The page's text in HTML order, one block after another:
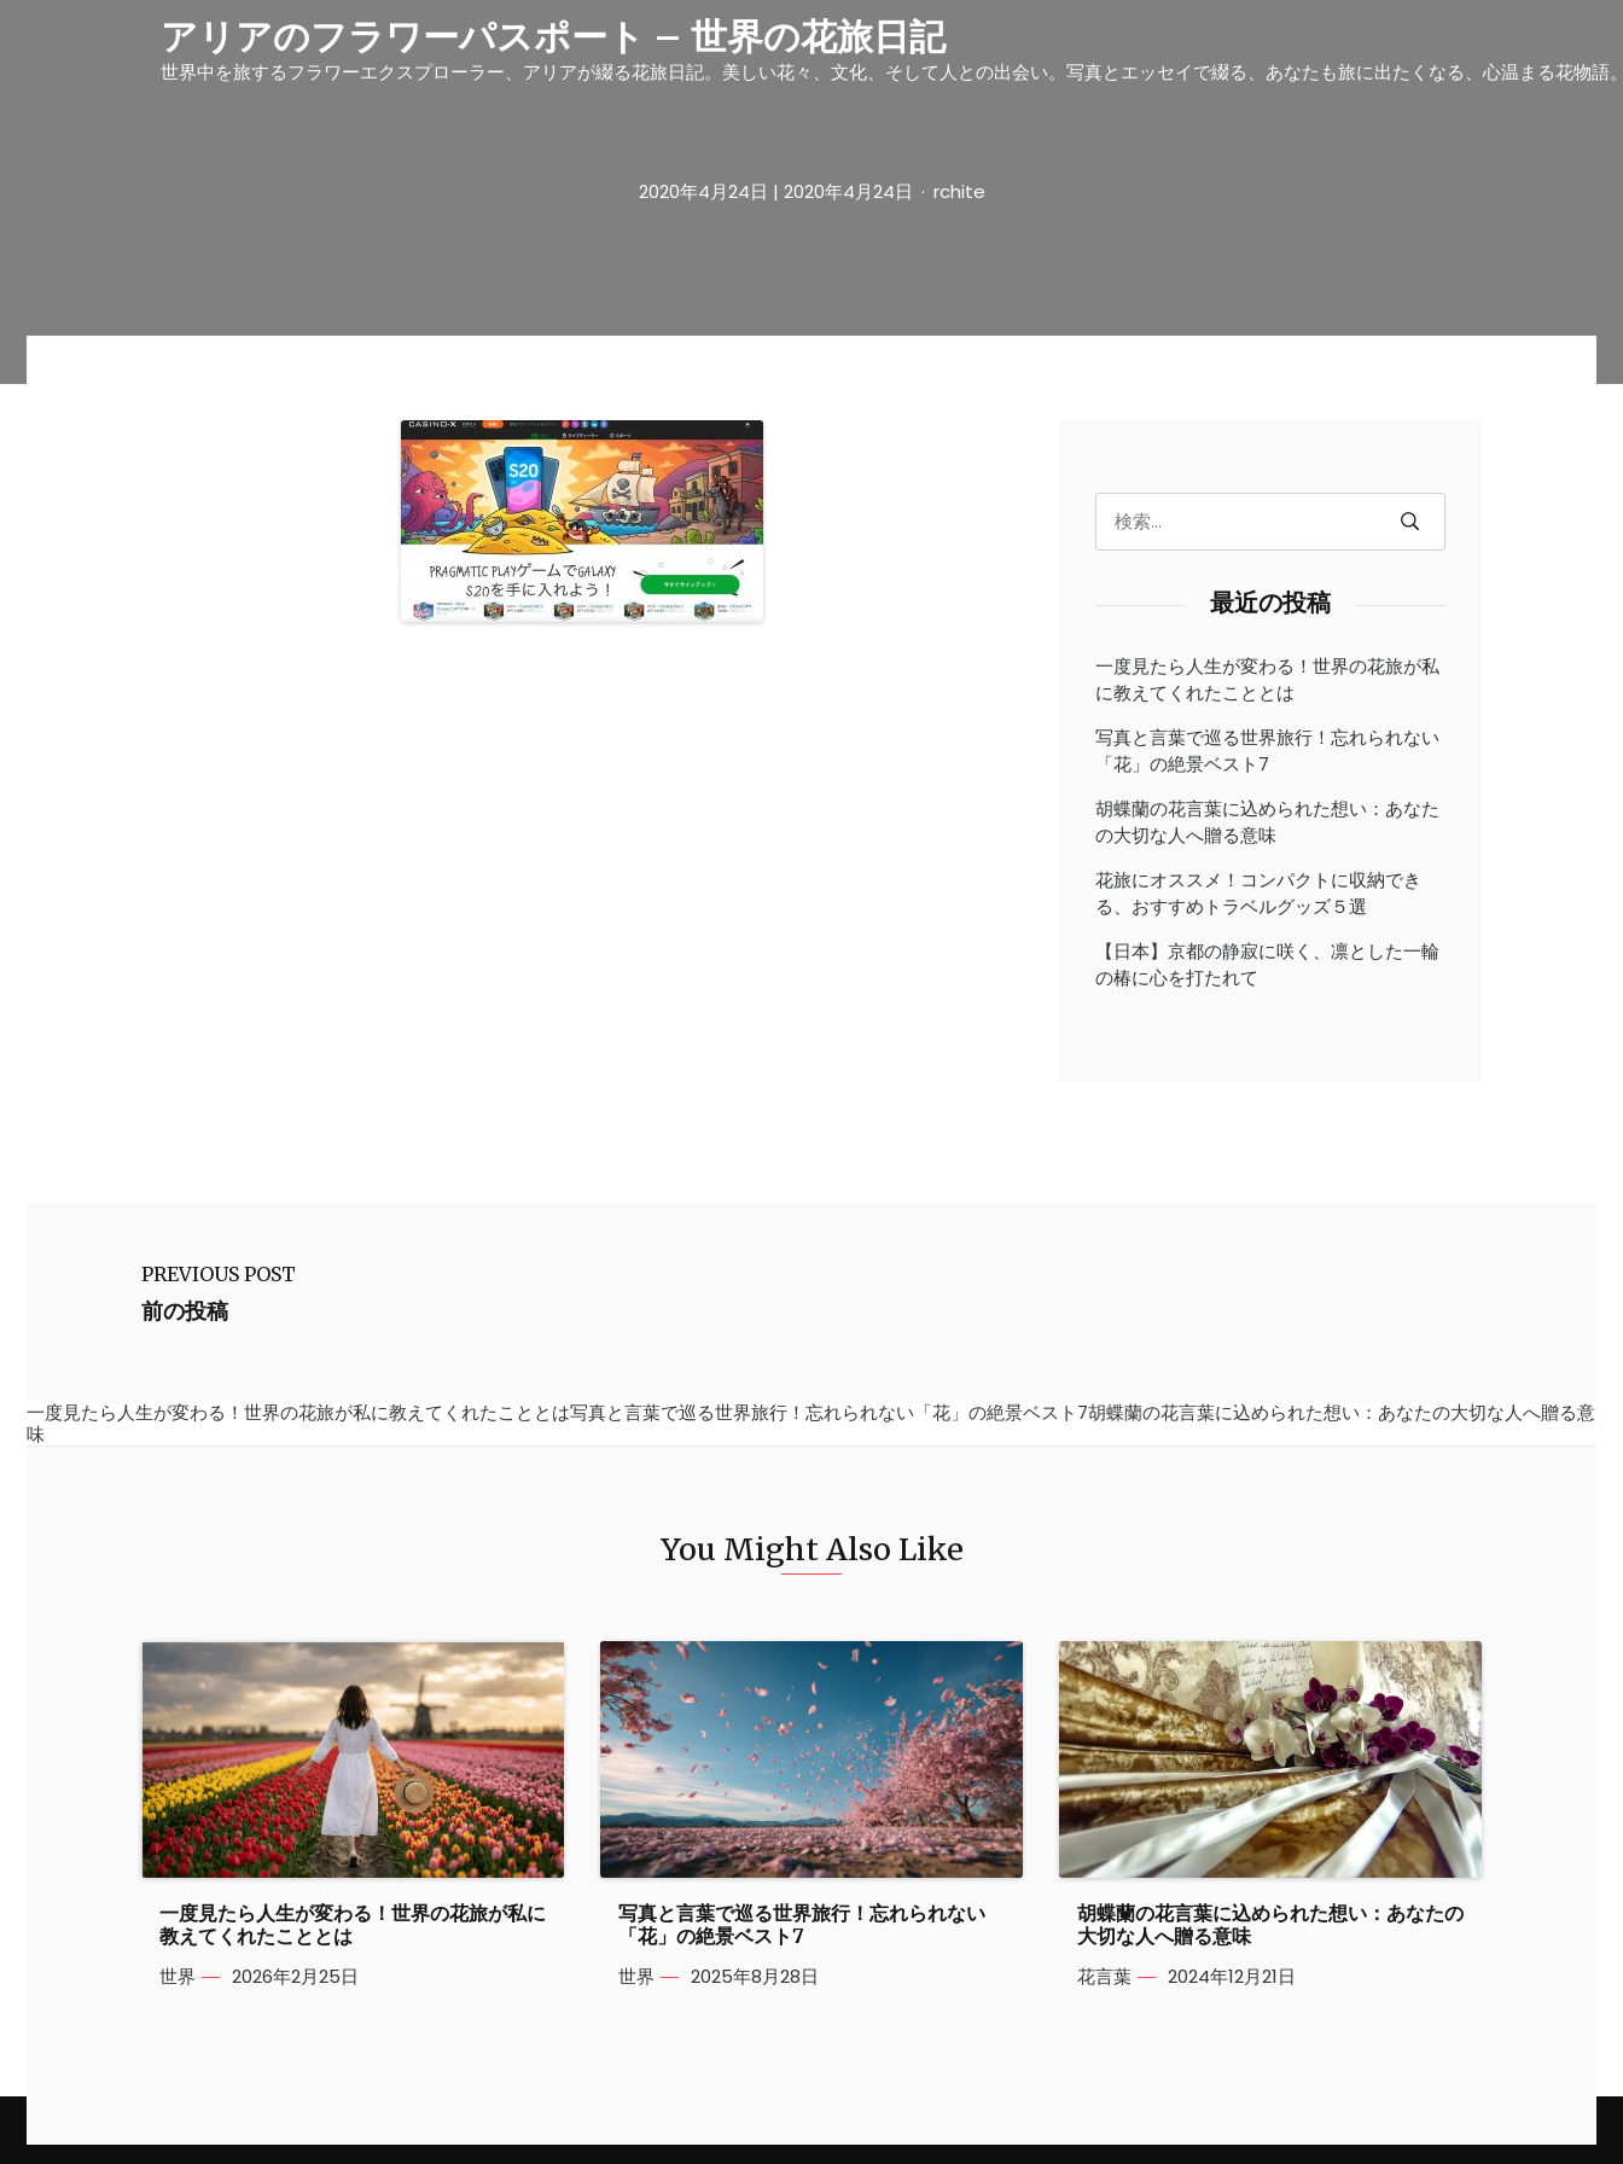
アリアのフラワーパスポート – 世界の花旅日記
世界中を旅するフラワーエクスプローラー、アリアが綴る花旅日記。美しい花々、文化、そして人との出会い。写真とエッセイで綴る、あなたも旅に出たくなる、心温まる花物
2020年4月24日 | 2020年4月24日 rchite
最近の投稿
一度見たら人生が変わる！世界の花旅が私
に教えてくれたこととは
写真と言葉で巡る世界旅行！忘れられない
「花」の絶景ベスト7
胡蝶蘭の花言葉に込められた想い：あなた
の大切な人へ贈る意味
花旅にオススメ！コンパクトに収納でき
る、おすすめトラベルグッズ５選
【日本】京都の静寂に咲く、凛とした一輪
の椿に心を打たれて
PREVIOUS POST
前の投稿
一度見たら人生が変わる！世界の花旅が私に教えてくれたこととは写真と言葉で巡る世界旅行！忘れられない「花」の絶景ベスト7胡蝶蘭の花言葉に込められた想い：あなたの大切な人へ贈る意
味
You Might Also Like
一度見たら人生が変わる！世界の花旅が私に
教えてくれたこととは
世界 2026年2月25日
写真と言葉で巡る世界旅行！忘れられない
「花」の絶景ベスト7
世界 2025年8月28日
胡蝶蘭の花言葉に込められた想い：あなたの
大切な人へ贈る意味
花言葉 2024年12月21日